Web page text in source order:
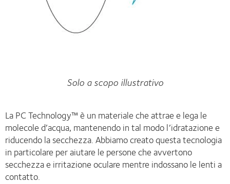
Solo a scopo illustrativo
La PC Technology™ è un materiale che attrae e lega le
molecole d’acqua, mantenendo in tal modo l’idratazione e
riducendo la secchezza. Abbiamo creato questa tecnologia
in particolare per aiutare le persone che avvertono
secchezza e irritazione oculare mentre indossano le lenti a
contatto.